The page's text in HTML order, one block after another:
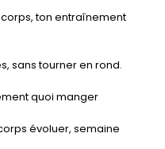
ton entraînement
sans tourner en rond.
quoi manger
évoluer, semaine